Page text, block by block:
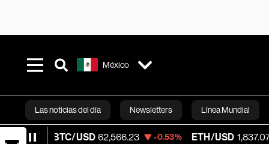
México
Las noticias del día Newsletters Línea Mundial
Bloomberg
BTC/USD 62,566.23 -0.53% ETH/USD 1,837.073 -